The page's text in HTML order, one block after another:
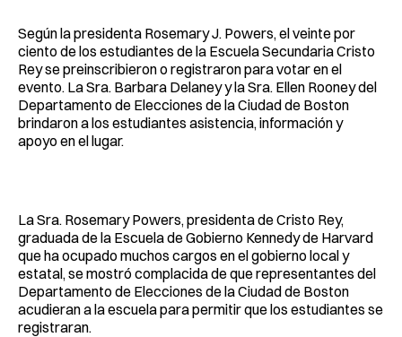
Según la presidenta Rosemary J. Powers, el veinte por
ciento de los estudiantes de la Escuela Secundaria Cristo
Rey se preinscribieron o registraron para votar en el
evento. La Sra. Barbara Delaney y la Sra. Ellen Rooney del
Departamento de Elecciones de la Ciudad de Boston
brindaron a los estudiantes asistencia, información y
apoyo en el lugar.
La Sra. Rosemary Powers, presidenta de Cristo Rey,
graduada de la Escuela de Gobierno Kennedy de Harvard
que ha ocupado muchos cargos en el gobierno local y
estatal, se mostró complacida de que representantes del
Departamento de Elecciones de la Ciudad de Boston
acudieran a la escuela para permitir que los estudiantes se
registraran.